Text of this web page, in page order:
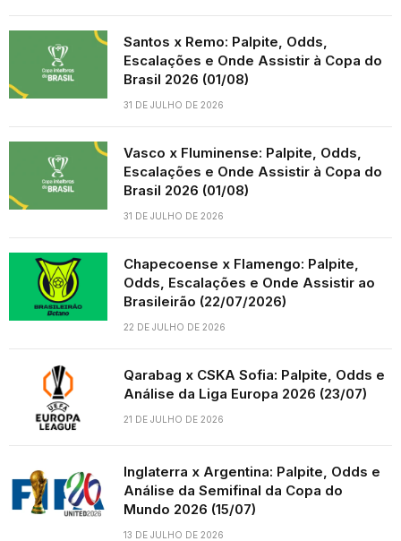
Santos x Remo: Palpite, Odds,
Escalações e Onde Assistir à Copa do
Brasil 2026 (01/08)
31 DE JULHO DE 2026
Vasco x Fluminense: Palpite, Odds,
Escalações e Onde Assistir à Copa do
Brasil 2026 (01/08)
31 DE JULHO DE 2026
Chapecoense x Flamengo: Palpite,
Odds, Escalações e Onde Assistir ao
Brasileirão (22/07/2026)
22 DE JULHO DE 2026
Qarabag x CSKA Sofia: Palpite, Odds e
Análise da Liga Europa 2026 (23/07)
21 DE JULHO DE 2026
Inglaterra x Argentina: Palpite, Odds e
Análise da Semifinal da Copa do
Mundo 2026 (15/07)
13 DE JULHO DE 2026